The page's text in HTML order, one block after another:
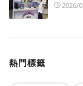
2026/
熱門標籤